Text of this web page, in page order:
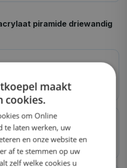
piramide driewandig
op energiekosten
dan glas
maakt
cookies.
om Online
te laten werken, uw
en onze website en
af te stemmen op uw
zelf welke cookies u